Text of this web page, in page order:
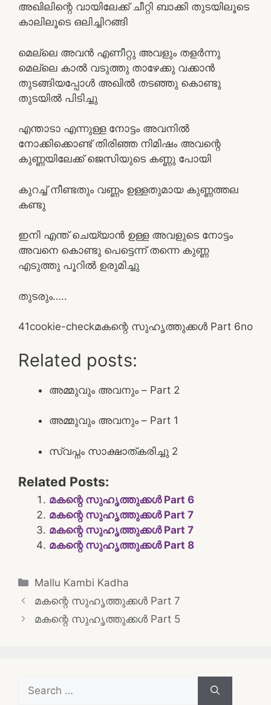
അഖിലിന്റെ വായിലേക്ക് ചീറ്റി ബാക്കി തുടയിലൂടെ
കാലിലൂടെ ഒലിച്ചിറങ്ങി
മെല്ലെ അവൻ എണീറ്റു അവളും തളർന്നു
മെല്ലെ കാൽ വടുത്തു താഴേക്കു വക്കാൻ
തുടങ്ങിയപ്പോൾ അഖിൽ തടഞ്ഞു കൊണ്ടു
തുടയിൽ പിടിച്ചു
എന്താടാ എന്നുള്ള നോട്ടം അവനിൽ
നോക്കിക്കൊണ്ട് തിരിഞ്ഞ നിമിഷം അവന്റെ
കുണ്ണയിലേക്ക് ജെസിയുടെ കണ്ണു പോയി
കുറച്ച് നീണ്ടതും വണ്ണം ഉള്ളതുമായ കുണ്ണത്തല
കണ്ടു
ഇനി എന്ത്‌ ചെയ്യാൻ ഉള്ള അവളുടെ നോട്ടം
അവനെ കൊണ്ടു പെട്ടെന്ന് തന്നെ കുണ്ണ
എടുത്തു പൂറിൽ ഉരുമിച്ചു
തുടരും…..
41cookie-checkമകന്റെ സുഹൃത്തുക്കൾ Part 6no
Related posts:
അമ്മുവും അവനും – Part 2
അമ്മുവും അവനും – Part 1
സ്വപ്നം സാക്ഷാത്കരിച്ചു 2
Related Posts:
മകന്റെ സുഹൃത്തുക്കൾ Part 6
മകന്റെ സുഹൃത്തുക്കൾ Part 7
മകന്റെ സുഹൃത്തുക്കൾ Part 7
മകന്റെ സുഹൃത്തുക്കൾ Part 8
Categories
Mallu Kambi Kadha
Post
navigation
മകന്റെ സുഹൃത്തുക്കൾ Part 7
മകന്റെ സുഹൃത്തുക്കൾ Part 5
Search
for: